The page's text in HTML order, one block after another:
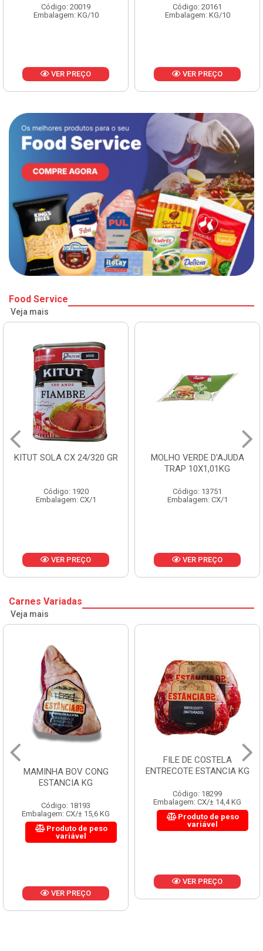
Código: 20019
Embalagem: KG/10
VER PREÇO
Código: 20161
Embalagem: KG/10
VER PREÇO
Food Service
Veja mais
KITUT SOLA CX 24/320 GR
Código: 1920
Embalagem: CX/1
VER PREÇO
MOLHO VERDE D'AJUDA
TRAP 10X1,01KG
Código: 13751
Embalagem: CX/1
VER PREÇO
Carnes Variadas
Veja mais
MAMINHA BOV CONG
ESTANCIA KG
Código: 18193
Embalagem: CX/± 15,6 KG
Produto de peso
variável
VER PREÇO
FILE DE COSTELA
ENTRECOTE ESTANCIA KG
Código: 18299
Embalagem: CX/± 14,4 KG
Produto de peso
variável
VER PREÇO